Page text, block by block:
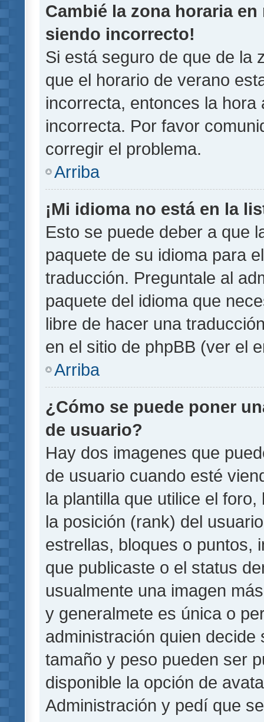
Cambié la zona horaria
siendo incorrecto!
Si está seguro de que de la
que el horario de verano
incorrecta, entonces la
incorrecta. Por favor
corregir el problema.
Arriba
¡Mi idioma no está en la
Esto se puede deber a que
paquete de su idioma para
traducción. Preguntale al
paquete del idioma que
libre de hacer una
en el sitio de phpBB (ver el
Arriba
¿Cómo se puede poner
de usuario?
Hay dos imagenes que
de usuario cuando esté
la plantilla que utilice el
la posición (rank) del
estrellas, bloques o puntos,
que publicaste o el status
usualmente una imagen
y generalmete es única o
administración quien
tamaño y peso pueden ser
disponible la opción de
Administración y pedí que